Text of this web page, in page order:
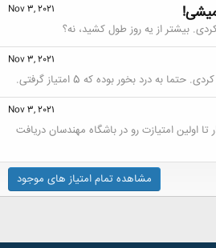
Nov 3, 2021
Nov 3, 2021
Nov 3, 2021
اولین امتیازت رو در باشگاه مهندسان دریافت
مشاهده تمام امتیاز های موجود